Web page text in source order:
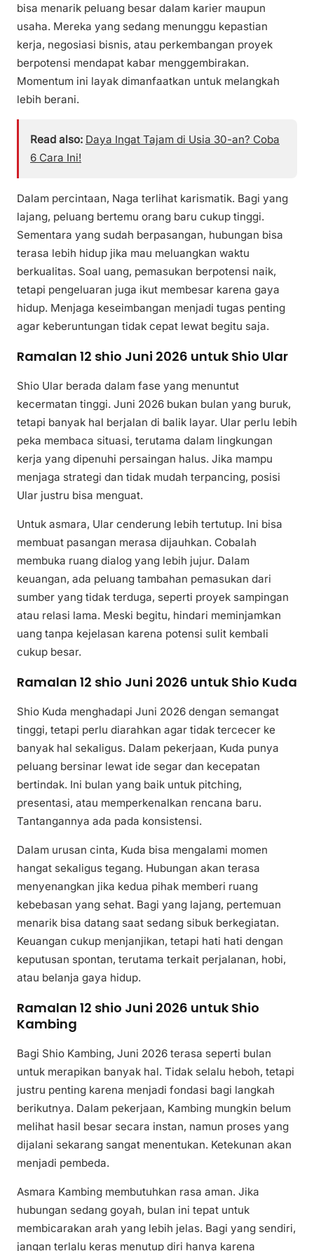
bisa menarik peluang besar dalam karier maupun
usaha. Mereka yang sedang menunggu kepastian
kerja, negosiasi bisnis, atau perkembangan proyek
berpotensi mendapat kabar menggembirakan.
Momentum ini layak dimanfaatkan untuk melangkah
lebih berani.
Read also: Daya Ingat Tajam di Usia 30-an? Coba
6 Cara Ini!
Dalam percintaan, Naga terlihat karismatik. Bagi yang
lajang, peluang bertemu orang baru cukup tinggi.
Sementara yang sudah berpasangan, hubungan bisa
terasa lebih hidup jika mau meluangkan waktu
berkualitas. Soal uang, pemasukan berpotensi naik,
tetapi pengeluaran juga ikut membesar karena gaya
hidup. Menjaga keseimbangan menjadi tugas penting
agar keberuntungan tidak cepat lewat begitu saja.
Ramalan 12 shio Juni 2026 untuk Shio Ular
Shio Ular berada dalam fase yang menuntut
kecermatan tinggi. Juni 2026 bukan bulan yang buruk,
tetapi banyak hal berjalan di balik layar. Ular perlu lebih
peka membaca situasi, terutama dalam lingkungan
kerja yang dipenuhi persaingan halus. Jika mampu
menjaga strategi dan tidak mudah terpancing, posisi
Ular justru bisa menguat.
Untuk asmara, Ular cenderung lebih tertutup. Ini bisa
membuat pasangan merasa dijauhkan. Cobalah
membuka ruang dialog yang lebih jujur. Dalam
keuangan, ada peluang tambahan pemasukan dari
sumber yang tidak terduga, seperti proyek sampingan
atau relasi lama. Meski begitu, hindari meminjamkan
uang tanpa kejelasan karena potensi sulit kembali
cukup besar.
Ramalan 12 shio Juni 2026 untuk Shio Kuda
Shio Kuda menghadapi Juni 2026 dengan semangat
tinggi, tetapi perlu diarahkan agar tidak tercecer ke
banyak hal sekaligus. Dalam pekerjaan, Kuda punya
peluang bersinar lewat ide segar dan kecepatan
bertindak. Ini bulan yang baik untuk pitching,
presentasi, atau memperkenalkan rencana baru.
Tantangannya ada pada konsistensi.
Dalam urusan cinta, Kuda bisa mengalami momen
hangat sekaligus tegang. Hubungan akan terasa
menyenangkan jika kedua pihak memberi ruang
kebebasan yang sehat. Bagi yang lajang, pertemuan
menarik bisa datang saat sedang sibuk berkegiatan.
Keuangan cukup menjanjikan, tetapi hati hati dengan
keputusan spontan, terutama terkait perjalanan, hobi,
atau belanja gaya hidup.
Ramalan 12 shio Juni 2026 untuk Shio
Kambing
Bagi Shio Kambing, Juni 2026 terasa seperti bulan
untuk merapikan banyak hal. Tidak selalu heboh, tetapi
justru penting karena menjadi fondasi bagi langkah
berikutnya. Dalam pekerjaan, Kambing mungkin belum
melihat hasil besar secara instan, namun proses yang
dijalani sekarang sangat menentukan. Ketekunan akan
menjadi pembeda.
Asmara Kambing membutuhkan rasa aman. Jika
hubungan sedang goyah, bulan ini tepat untuk
membicarakan arah yang lebih jelas. Bagi yang sendiri,
jangan terlalu keras menutup diri hanya karena